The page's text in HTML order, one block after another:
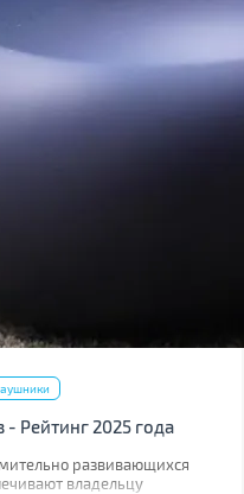
Рейтинг 2025 года
развивающихся
владельцу